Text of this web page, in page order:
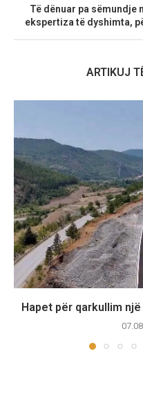
Të dënuar pa sëmundje
ekspertiza të dyshimta,
ARTIKUJ
Hapet për qarkullim